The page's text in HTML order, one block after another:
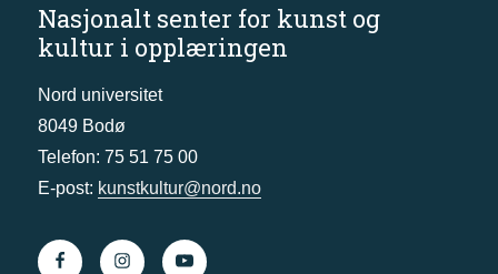
Nasjonalt senter for kunst og
kultur i opplæringen
Nord universitet
8049 Bodø
Telefon: 75 51 75 00
E-post: kunstkultur@nord.no